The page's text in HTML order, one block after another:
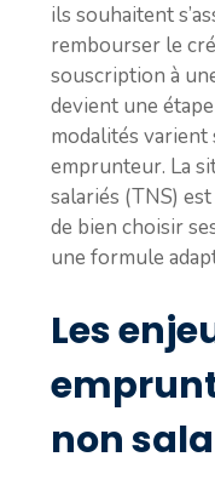
ils souhaitent
rembourser le
souscription à
devient une
modalités
emprunteur. La
salariés (TNS)
de bien choisir
une formule
Les
non